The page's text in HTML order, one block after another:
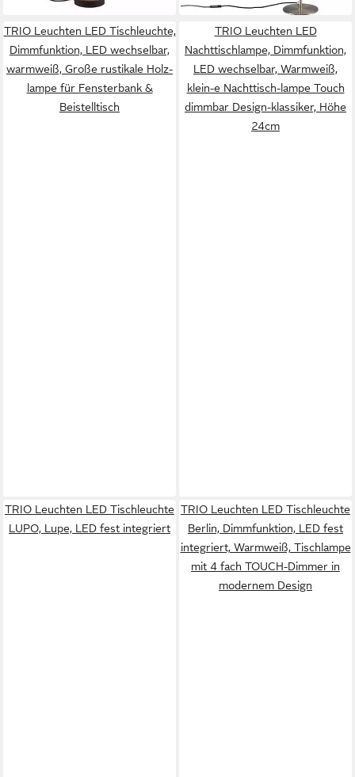
TRIO Leuchten LED Tischleuchte,
Dimmfunktion, LED wechselbar,
warmweiß, Große rustikale Holz-
lampe für Fensterbank &
Beistelltisch
TRIO Leuchten LED
Nachttischlampe, Dimmfunktion,
LED wechselbar, Warmweiß,
klein-e Nachttisch-lampe Touch
dimmbar Design-klassiker, Höhe
24cm
TRIO Leuchten LED Tischleuchte
LUPO, Lupe, LED fest integriert
TRIO Leuchten LED Tischleuchte
Berlin, Dimmfunktion, LED fest
integriert, Warmweiß, Tischlampe
mit 4 fach TOUCH-Dimmer in
modernem Design